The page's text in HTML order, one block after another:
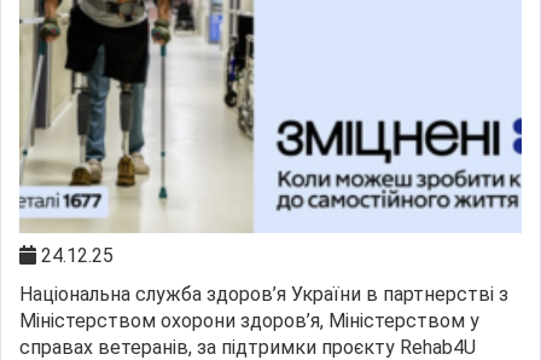
24.12.25
Національна служба здоров’я України в партнерстві з
Міністерством охорони здоров’я, Міністерством у
справах ветеранів, за підтримки проєкту Rehab4U